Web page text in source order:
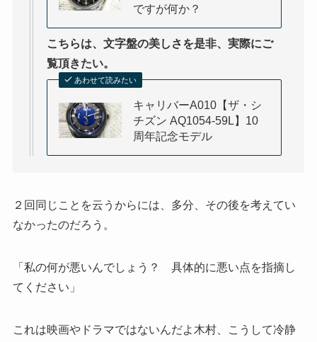
ですが何か？
こちらは、文字盤の美しさを是非、実際にご
覧頂きたい。
あわせて読みたい
キャリバーA010【ザ・シ
チズン AQ1054-59L】10
周年記念モデル
２回同じことを云うからには、多分、その後を考えてい
なかったのだろう。
「私の何が悪いんでしょう？ 具体的に悪い点を指摘し
てください」
これは映画やドラマではないんだよ木村、こうして冷静